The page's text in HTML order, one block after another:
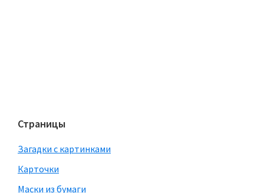
Страницы
Загадки с картинками
Карточки
Маски из бумаги